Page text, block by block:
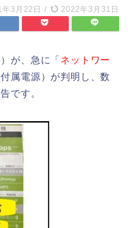
年3月22日 / 2022年3月31日
が、急に「 ネットワー
属電源）が判明し、数
です。